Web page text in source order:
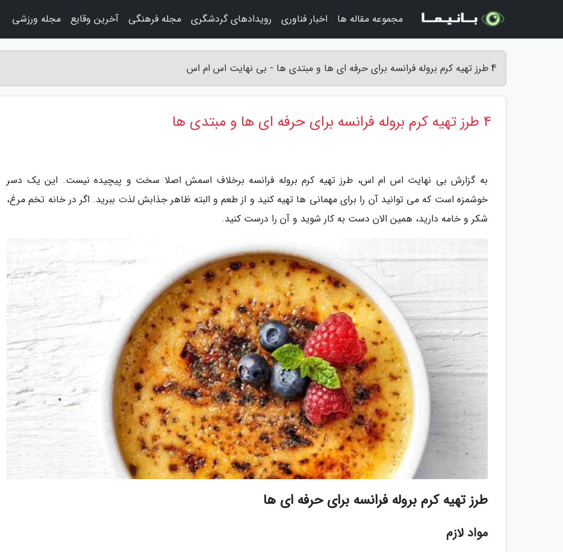
4 طرز تهیه کرم بروله فرانسه برای حرفه ای ها و مبتدی ها - بی نهایت اس ام اس
4 طرز تهیه کرم بروله فرانسه برای حرفه ای ها و مبتدی ها
به گزارش بی نهایت اس ام اس، طرز تهیه کرم بروله فرانسه برخلاف اسمش اصلا سخت و پیچیده نیست. این یک دسر
خوشمزه است که می توانید آن را برای مهمانی ها تهیه کنید و از طعم و البته ظاهر جذابش لذت ببرید. اگر در خانه تخم مرغ،
شکر و خامه دارید، همین الان دست به کار شوید و آن را درست کنید.
طرز تهیه کرم بروله فرانسه برای حرفه ای ها
مواد لازم
مجموعه مقاله ها اخبار فناوری رویدادهای گردشگری مجله فرهنگی آخرین وقایع مجله ورزشی